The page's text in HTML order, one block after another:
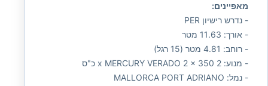
מאפיינים:
- נדרש רישיון PER
- אורך: 11.63 מטר
- רוחב: 4.81 מטר (15 רגל)
- מנוע: 2 x MERCURY VERADO 2 x 350 כ"ס
- נמל: MALLORCA PORT ADRIANO